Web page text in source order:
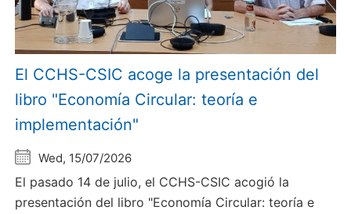
El CCHS-CSIC acoge la presentación del
libro "Economía Circular: teoría e
implementación"
Wed, 15/07/2026
El pasado 14 de julio, el CCHS-CSIC acogió la
presentación del libro "Economía Circular: teoría e